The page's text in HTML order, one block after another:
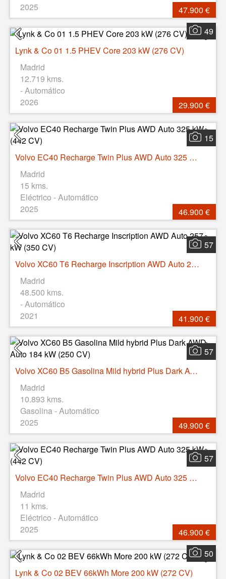
2025
47.900 €
49
Lynk & Co 01 1.5 PHEV Core 203 kW (276 CV)
Madrid
12.719 kms.
- Automático
2026
29.900 €
15
Volvo EC40 Recharge Twin Plus AWD Auto 325 kW (442 CV)
Madrid
15 kms.
Eléctrico - Automático
2025
46.900 €
57
Volvo XC60 T6 Recharge Inscription AWD Auto 257 kW (350 CV)
Madrid
48.500 kms.
- Automático
2021
41.900 €
57
Volvo XC60 B5 Gasolina Mild hybrid Plus Dark AWD Auto 184 kW (250 CV)
Madrid
10.893 kms.
Gasolina - Automático
2025
49.900 €
57
Volvo EC40 Recharge Twin Plus AWD Auto 325 kW (442 CV)
Madrid
11 kms.
Eléctrico - Automático
2025
46.900 €
50
Lynk & Co 02 BEV 66kWh More 200 kW (272 CV)